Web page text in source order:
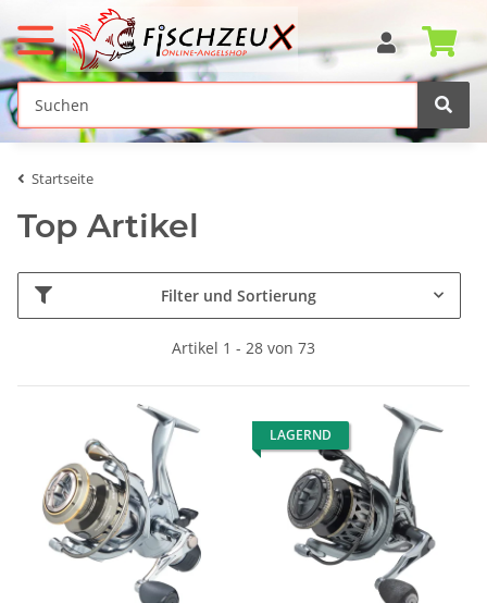
Startseite
Top Artikel
Filter und Sortierung
Artikel 1 - 28 von 73
LAGERND